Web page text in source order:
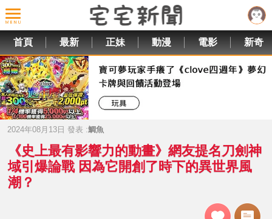
首頁 最新 正妹 動漫 電影 新奇
2024年08月13日 發表 :鯛魚
《史上最有影響力的動畫》網友提名刀劍神
域引爆論戰 因為它開創了時下的異世界風
潮？